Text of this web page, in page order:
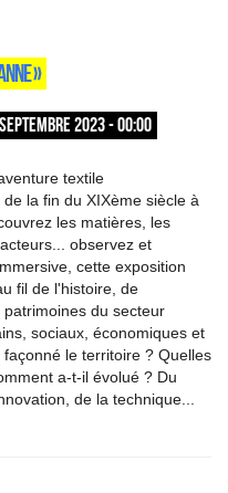
»
2023 - 00:00
textile
la fin du XIXème siècle à
les matières, les
observez et
cette exposition
fil de l'histoire, de
du secteur
sociaux, économiques et
le territoire ? Quelles
a-t-il évolué ? Du
de la technique...